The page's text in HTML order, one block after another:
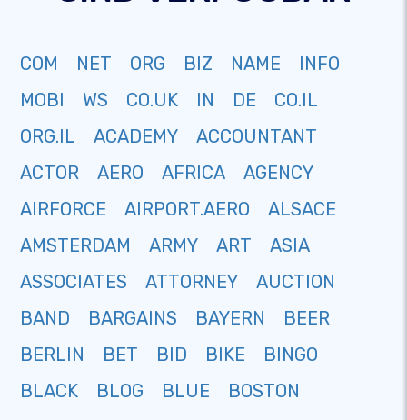
COM NET ORG BIZ NAME
INFO
MOBI
WS CO.UK IN DE
CO.IL
ORG.IL
ACADEMY
ACCOUNTANT
ACTOR
AERO AFRICA
AGENCY
AIRFORCE
AIRPORT.AERO
ALSACE
AMSTERDAM
ARMY ART
ASIA
ASSOCIATES
ATTORNEY
AUCTION
BAND
BARGAINS BAYERN
BEER
BERLIN
BET BID BIKE
BINGO
BLACK
BLOG BLUE
BOSTON